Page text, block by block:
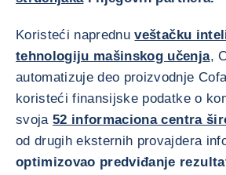
Koristeći naprednuveštačku
tehnologiju mašinskog učenja,
automatizuje deo proizvodnje
koristeći finansijske podatke o
svoja52 informaciona centra
od drugih eksternih provajdera
optimizovao predviđanje